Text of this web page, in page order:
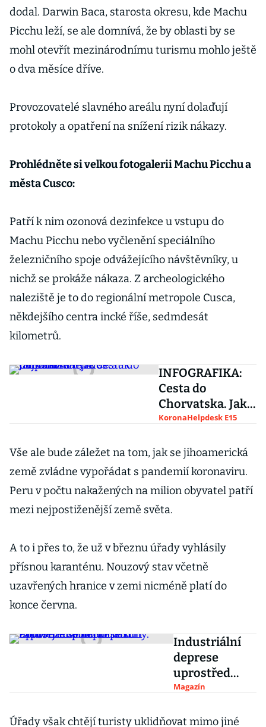
dodal. Darwin Baca, starosta okresu, kde Machu
Picchu leží, se ale domnívá, že by oblasti by se
mohl otevřít mezinárodnímu turismu mohlo ještě
o dva měsíce dříve.
Provozovatelé slavného areálu nyní dolaďují
protokoly a opatření na snížení rizik nákazy.
Prohlédněte si velkou fotogalerii Machu Picchu a
města Cusco:
Patří k nim ozonová dezinfekce u vstupu do
Machu Picchu nebo vyčlenění speciálního
železničního spoje odvážejícího návštěvníky, u
nichž se prokáže nákaza. Z archeologického
naleziště je to do regionální metropole Cusca,
někdejšího centra incké říše, sedmdesát
kilometrů.
INFOGRAFIKA:
Cesta do
Chorvatska. Jak
se nejpohodlněji
KoronaHelpdesk E15
Vše ale bude záležet na tom, jak se jihoamerická
země zvládne vypořádat s pandemií koronaviru.
Peru v počtu nakažených na milion obyvatel patří
mezi nejpostiženější země světa.
A to i přes to, že už v březnu úřady vyhlásily
přísnou karanténu. Nouzový stav včetně
uzavřených hranice v zemi nicméně platí do
konce června.
Industriální
deprese
uprostřed
polární
Podívejte se
Magazín
Úřady však chtějí turisty uklidňovat mimo jiné